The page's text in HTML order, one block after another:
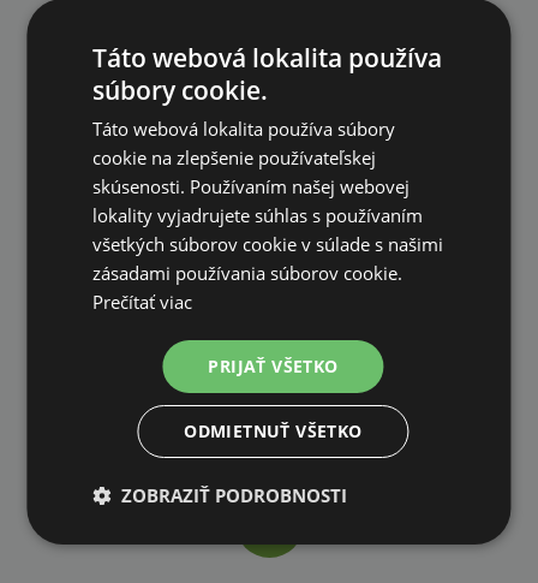
DOPRAVA ZDARMA
na všetky objednávky od 200€ vrátane DPH.
VLASTNÝ SKLAD
99 % produktov držíme priamo skladom
Táto webová lokalita používa
súbory cookie.
Táto webová lokalita používa súbory
cookie na zlepšenie používateľskej
skúsenosti. Používaním našej webovej
lokality vyjadrujete súhlas s používaním
všetkých súborov cookie v súlade s našimi
zásadami používania súborov cookie.
Prečítať viac
PRIJAŤ VŠETKO
ODMIETNUŤ VŠETKO
ZOBRAZIŤ PODROBNOSTI